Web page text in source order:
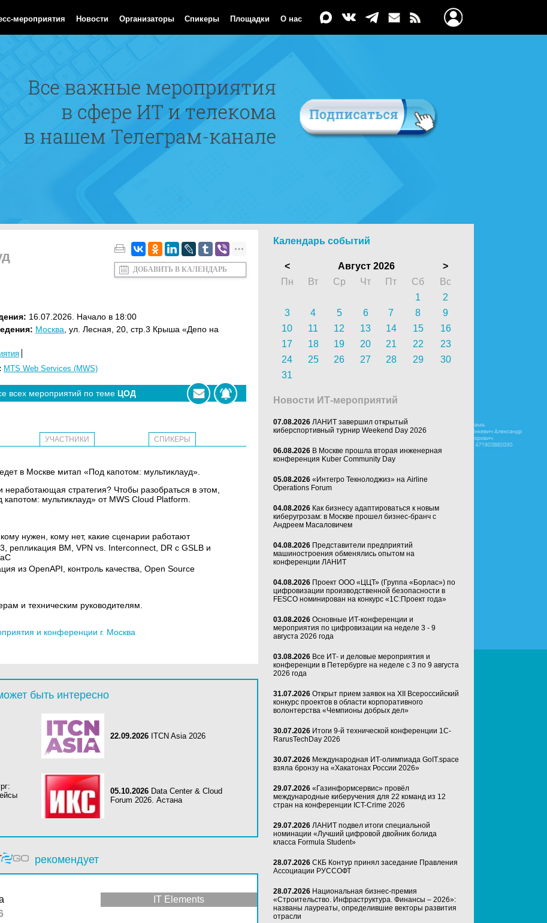
мероприятия Новости Организаторы Спикеры Площадки О нас
ДОБАВИТЬ В КАЛЕНДАРЬ
16.07.2026. Начало в 18:00
Москва , ул. Лесная, 20, стр.3 Крыша «Депо на
MTS Web Services (MWS)
всех мероприятий по теме ЦОД
УЧАСТНИКИ СПИКЕРЫ
в Москве митап «Под капотом: мультиклауд».
стратегия? Чтобы разобраться в этом,
мультиклауд» от MWS Cloud Platform.
нужен, кому нет, какие сценарии работают
репликация ВМ, VPN vs. Interconnect, DR с GSLB и
из OpenAPI, контроль качества, Open Source
и техническим руководителям.
и конференции г. Москва
быть интересно
22.09.2026 ITCN Asia 2026
05.10.2026 Data Center & Cloud
Forum 2026. Астана
рекомендует
IT Elements
Календарь событий
< Август 2026
>
Пн
Вт Ср Чт Пт Сб
Вс
1
2
3
4 5 6 7 8
9
10
11 12 13 14 15
16
17
18 19 20 21 22
23
24
25 26 27 28 29
30
31
Новости ИТ-мероприятий
07.08.2026 ЛАНИТ завершил открытый
киберспортивный турнир Weekend Day 2026
06.08.2026 В Москве прошла вторая инженерная
конференция Kuber Community Day
05.08.2026 «Интегро Текнолоджиз» на Airline
Operations Forum
04.08.2026 Как бизнесу адаптироваться к новым
киберугрозам: в Москве прошел бизнес-бранч с
Андреем Масаловичем
04.08.2026 Представители предприятий
машиностроения обменялись опытом на
конференции ЛАНИТ
04.08.2026 Проект ООО «ЦЦТ» (Группа «Борлас») по
цифровизации производственной безопасности в
FESCO номинирован на конкурс «1С:Проект года»
03.08.2026 Основные ИТ-конференции и
мероприятия по цифровизации на неделе 3 - 9
августа 2026 года
03.08.2026 Все ИТ- и деловые мероприятия и
конференции в Петербурге на неделе с 3 по 9 августа
2026 года
31.07.2026 Открыт прием заявок на XII Всероссийский
конкурс проектов в области корпоративного
волонтерства «Чемпионы добрых дел»
30.07.2026 Итоги 9-й технической конференции 1C-
RarusTechDay 2026
30.07.2026 Международная ИТ-олимпиада GoIT.space
взяла бронзу на «Хакатонах России 2026»
29.07.2026 «Газинформсервис» провёл
международные киберучения для 22 команд из 12
стран на конференции ICT-Crime 2026
29.07.2026 ЛАНИТ подвел итоги специальной
номинации «Лучший цифровой двойник болида
класса Formula Student»
28.07.2026 СКБ Контур принял заседание Правления
Ассоциации РУССОФТ
28.07.2026 Национальная бизнес-премия
«Строительство. Инфраструктура. Финансы – 2026»:
названы лауреаты, определившие векторы развития
отрасли